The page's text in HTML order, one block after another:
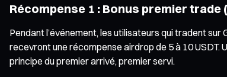
Récompense 1 : Bonus premier trade
Pendant l’événement, les utilisateurs qui tradent
recevront une récompense airdrop de 5 à 10 USDT.
principe du premier arrivé, premier servi.